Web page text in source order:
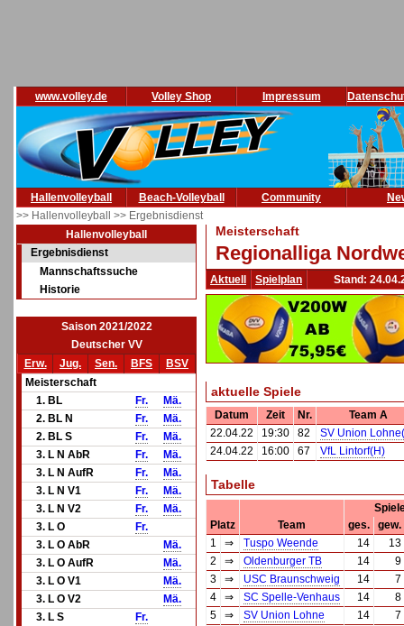
www.volley.de Volley Shop Impressum
Hallenvolleyball Beach-Volleyball Community
>> Hallenvolleyball >> Ergebnisdienst
Hallenvolleyball
Ergebnisdienst
Mannschaftssuche
Historie
Saison 2021/2022
Deutscher VV
Erw.
Jug. Sen. BFS
BSV
Meisterschaft
1. BL
Fr.
Mä.
2. BL N
Fr.
Mä.
2. BL S
Fr.
Mä.
3. L N AbR
Fr.
Mä.
3. L N AufR
Fr.
Mä.
3. L N V1
Fr.
Mä.
3. L N V2
Fr.
Mä.
3. L O
Fr.
3. L O AbR
Mä.
3. L O AufR
Mä.
3. L O V1
Mä.
3. L O V2
Mä.
3. L S
Fr.
Meisterschaft
Regionalliga
Aktuell Spielplan Stand:
aktuelle Spiele
Datum Zeit Nr.
Team A
22.04.22
19:30 82
SV Union
24.04.22
16:00 67 VfL Lintorf(H)
Tabelle
Platz
Team ges.
gew.
1
⇒ Tuspo Weende 14
13
2
⇒ Oldenburger TB 14
9
3
⇒ USC Braunschweig 14
7
4
⇒ SC Spelle-Venhaus 14
8
5
⇒ SV Union Lohne 14
7